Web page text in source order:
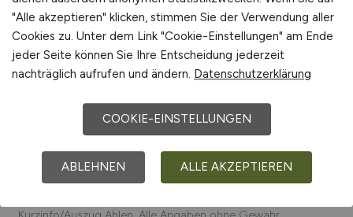
Westfälische Rohrwerke GmbH, LR Health & Beauty
Systems GmbH
Einfach online aktuelle Stellenangebote inAhlen
Umgebung suchen. Informieren Sie sich auf unserem
Karriereperspektiven inAhlen.
Machen Sie den nächsten Schritt auf der
Karriereleiter – auf unsere Jobbörse finden Sie ihren
neuen Traumjob.
"Alle akzeptieren" klicken, stimmen Sie der Verwendung aller
Cookies zu. Unter dem Link "Cookie-Einstellungen" am Ende
jeder Seite können Sie Ihre Entscheidung jederzeit
nachträglich aufrufen und ändern. Datenschutzerklärung
COOKIE-EINSTELLUNGEN
ABLEHNEN ALLE AKZEPTIEREN